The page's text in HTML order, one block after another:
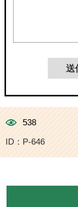
538
ID：P-646